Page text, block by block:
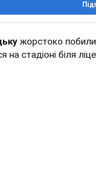
жорстоко
на стадіоні біля